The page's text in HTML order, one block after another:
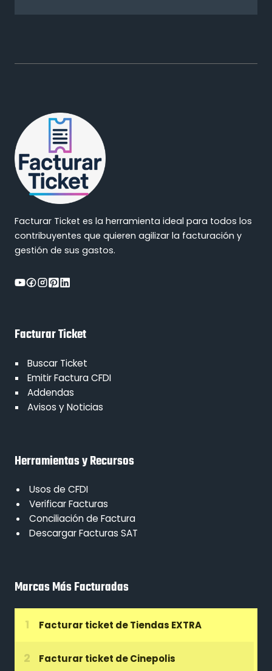
Facturar Ticket es la herramienta ideal para todos los
contribuyentes que quieren agilizar la facturación y
gestión de sus gastos.
Facturar Ticket
Buscar Ticket
Emitir Factura CFDI
Addendas
Avisos y Noticias
Herramientas y Recursos
Usos de CFDI
Verificar Facturas
Conciliación de Factura
Descargar Facturas SAT
Marcas Más Facturadas